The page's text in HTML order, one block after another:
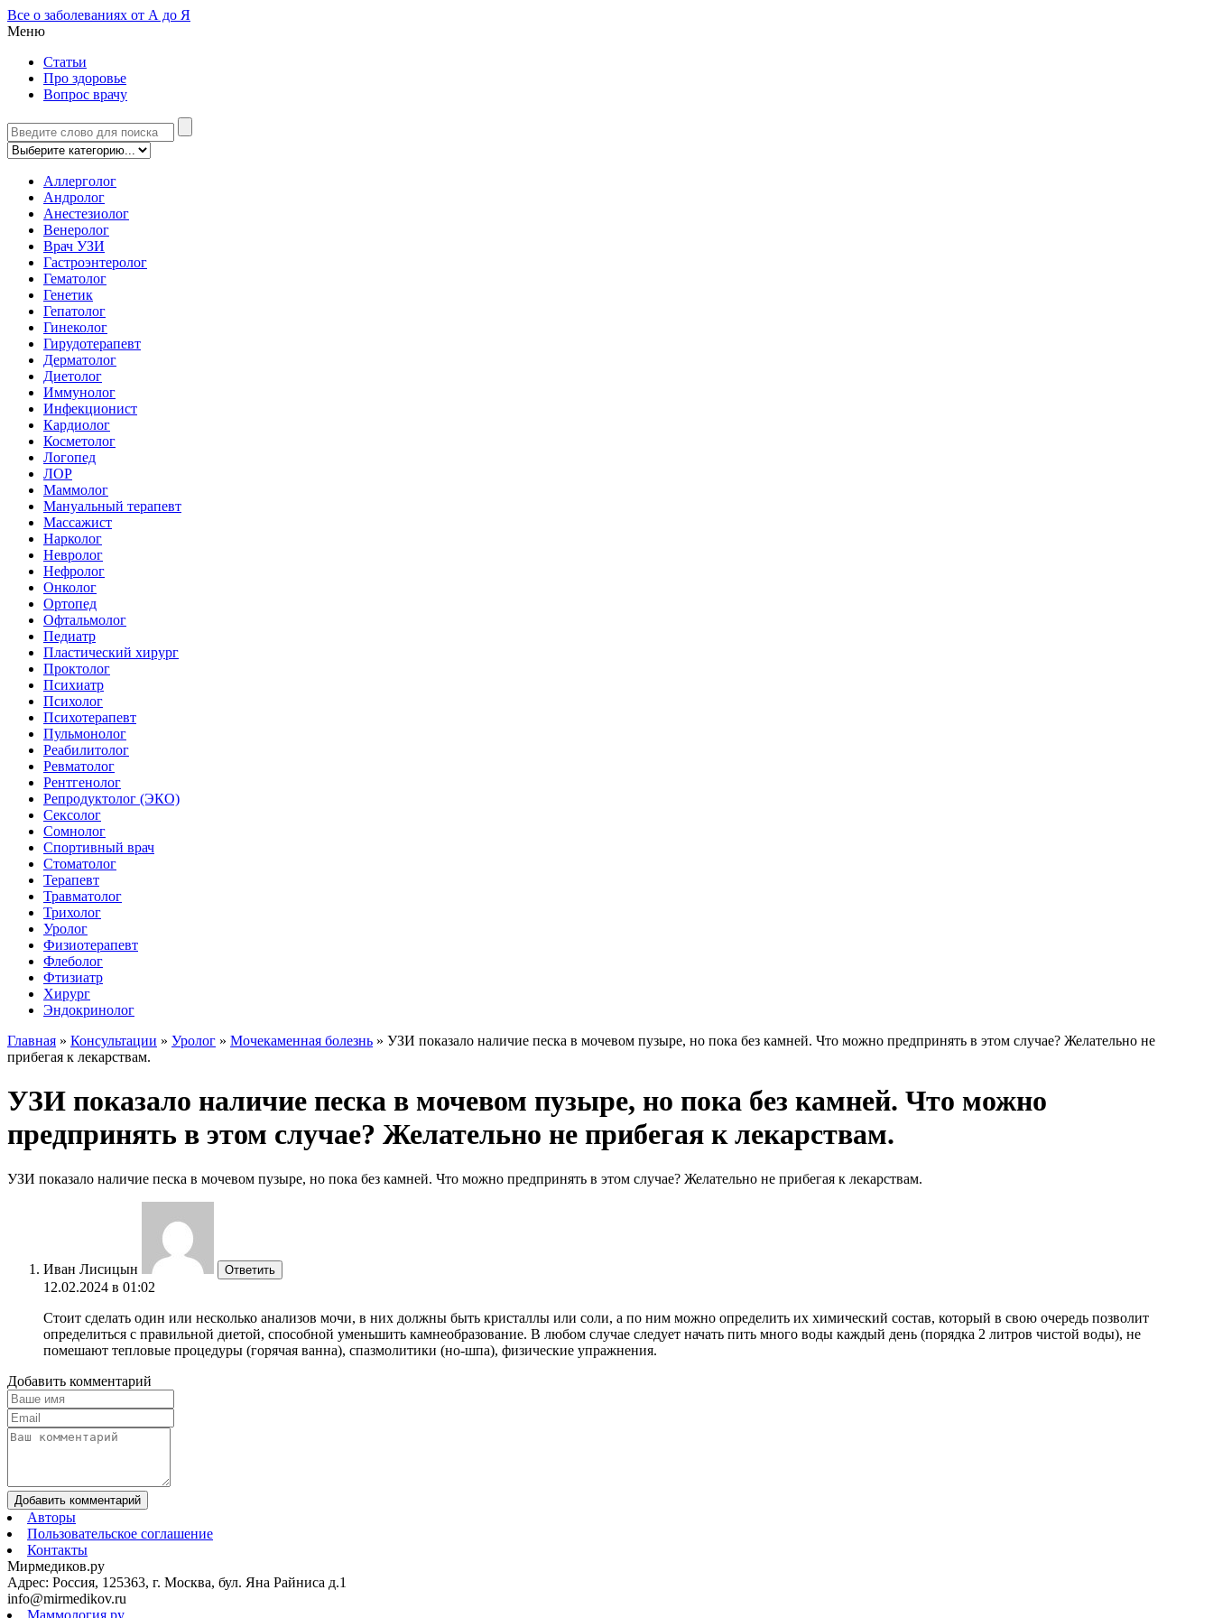
Все о заболеваниях от А до Я
Меню
Статьи
Про здоровье
Вопрос врачу
Аллерголог
Андролог
Анестезиолог
Венеролог
Врач УЗИ
Гастроэнтеролог
Гематолог
Генетик
Гепатолог
Гинеколог
Гирудотерапевт
Дерматолог
Диетолог
Иммунолог
Инфекционист
Кардиолог
Косметолог
Логопед
ЛОР
Маммолог
Мануальный терапевт
Массажист
Нарколог
Невролог
Нефролог
Онколог
Ортопед
Офтальмолог
Педиатр
Пластический хирург
Проктолог
Психиатр
Психолог
Психотерапевт
Пульмонолог
Реабилитолог
Ревматолог
Рентгенолог
Репродуктолог (ЭКО)
Сексолог
Сомнолог
Спортивный врач
Стоматолог
Терапевт
Травматолог
Трихолог
Уролог
Физиотерапевт
Флеболог
Фтизиатр
Хирург
Эндокринолог
Главная » Консультации » Уролог » Мочекаменная болезнь » УЗИ показало наличие песка в мочевом пузыре, но пока без камней. Что можно предпринять в этом случае? Желательно не
прибегая к лекарствам.
УЗИ показало наличие песка в мочевом пузыре, но пока без камней. Что можно
предпринять в этом случае? Желательно не прибегая к лекарствам.
УЗИ показало наличие песка в мочевом пузыре, но пока без камней. Что можно предпринять в этом случае? Желательно не прибегая к лекарствам.
Иван Лисицын Ответить
12.02.2024 в 01:02
Стоит сделать один или несколько анализов мочи, в них должны быть кристаллы или соли, а по ним можно определить их химический состав, который в свою очередь позволит
определиться с правильной диетой, способной уменьшить камнеобразование. В любом случае следует начать пить много воды каждый день (порядка 2 литров чистой воды), не
помешают тепловые процедуры (горячая ванна), спазмолитики (но-шпа), физические упражнения.
Добавить комментарий
Добавить комментарий
Авторы
Пользовательское соглашение
Контакты
Мирмедиков.ру
Адрес: Россия, 125363, г. Москва, бул. Яна Райниса д.1
info@mirmedikov.ru
Маммология.ру